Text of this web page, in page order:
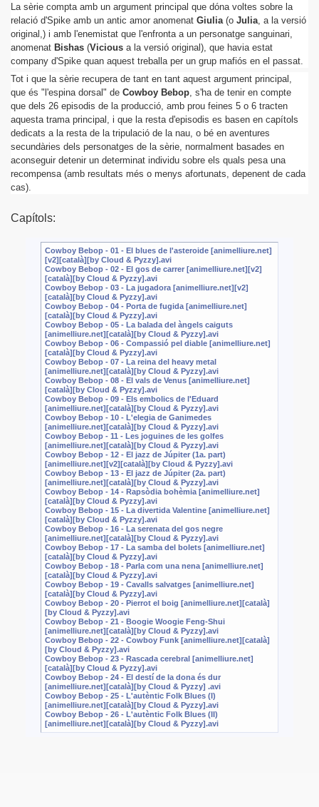
La sèrie compta amb un argument principal que dóna voltes sobre la
relació d'Spike amb un antic amor anomenat Giulia (o Julia , a la versió
original,) i amb l'enemistat que l'enfronta a un personatge sanguinari,
anomenat Bishas (Vicious a la versió original), que havia estat
company d'Spike quan aquest treballa per un grup mafiós en el passat.
Tot i que la sèrie recupera de tant en tant aquest argument principal,
que és "l'espina dorsal" de Cowboy Bebop, s'ha de tenir en compte
que dels 26 episodis de la producció, amb prou feines 5 o 6 tracten
aquesta trama principal, i que la resta d'episodis es basen en capítols
dedicats a la resta de la tripulació de la nau, o bé en aventures
secundàries dels personatges de la sèrie, normalment basades en
aconseguir detenir un determinat individu sobre els quals pesa una
recompensa (amb resultats més o menys afortunats, depenent de cada
cas).
Capítols:
Cowboy Bebop - 01 - El blues de l'asteroide [animelliure.net]
[v2][català][by Cloud & Pyzzy].avi
Cowboy Bebop - 02 - El gos de carrer [animelliure.net][v2]
[català][by Cloud & Pyzzy].avi
Cowboy Bebop - 03 - La jugadora [animelliure.net][v2]
[català][by Cloud & Pyzzy].avi
Cowboy Bebop - 04 - Porta de fugida [animelliure.net]
[català][by Cloud & Pyzzy].avi
Cowboy Bebop - 05 - La balada del àngels caiguts
[animelliure.net][català][by Cloud & Pyzzy].avi
Cowboy Bebop - 06 - Compassió pel diable [animelliure.net]
[català][by Cloud & Pyzzy].avi
Cowboy Bebop - 07 - La reina del heavy metal
[animelliure.net][català][by Cloud & Pyzzy].avi
Cowboy Bebop - 08 - El vals de Venus [animelliure.net]
[català][by Cloud & Pyzzy].avi
Cowboy Bebop - 09 - Els embolics de l'Eduard
[animelliure.net][català][by Cloud & Pyzzy].avi
Cowboy Bebop - 10 - L'elegia de Ganimedes
[animelliure.net][català][by Cloud & Pyzzy].avi
Cowboy Bebop - 11 - Les joguines de les golfes
[animelliure.net][català][by Cloud & Pyzzy].avi
Cowboy Bebop - 12 - El jazz de Júpiter (1a. part)
[animelliure.net][v2][català][by Cloud & Pyzzy].avi
Cowboy Bebop - 13 - El jazz de Júpiter (2a. part)
[animelliure.net][català][by Cloud & Pyzzy].avi
Cowboy Bebop - 14 - Rapsòdia bohèmia [animelliure.net]
[català][by Cloud & Pyzzy].avi
Cowboy Bebop - 15 - La divertida Valentine [animelliure.net]
[català][by Cloud & Pyzzy].avi
Cowboy Bebop - 16 - La serenata del gos negre
[animelliure.net][català][by Cloud & Pyzzy].avi
Cowboy Bebop - 17 - La samba del bolets [animelliure.net]
[català][by Cloud & Pyzzy].avi
Cowboy Bebop - 18 - Parla com una nena [animelliure.net]
[català][by Cloud & Pyzzy].avi
Cowboy Bebop - 19 - Cavalls salvatges [animelliure.net]
[català][by Cloud & Pyzzy].avi
Cowboy Bebop - 20 - Pierrot el boig [animelliure.net][català]
[by Cloud & Pyzzy].avi
Cowboy Bebop - 21 - Boogie Woogie Feng-Shui
[animelliure.net][català][by Cloud & Pyzzy].avi
Cowboy Bebop - 22 - Cowboy Funk [animelliure.net][català]
[by Cloud & Pyzzy].avi
Cowboy Bebop - 23 - Rascada cerebral [animelliure.net]
[català][by Cloud & Pyzzy].avi
Cowboy Bebop - 24 - El destí de la dona és dur
[animelliure.net][català][by Cloud & Pyzzy] .avi
Cowboy Bebop - 25 - L'autèntic Folk Blues (I)
[animelliure.net][català][by Cloud & Pyzzy].avi
Cowboy Bebop - 26 - L'autèntic Folk Blues (II)
[animelliure.net][català][by Cloud & Pyzzy].avi